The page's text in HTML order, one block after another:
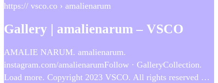
https:// vsco.co › amalienarum
Gallery | amalienarum – VSCO
AMALIE NARUM. amalienarum.
instagram.com/amalienarumFollow · GalleryCollection.
Load more. Copyright 2023 VSCO. All rights reserved …